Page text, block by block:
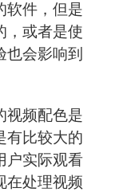
软件，但是
，或者是使
也会影响到
视频配色是
有比较大的
户实际观看
在处理视频